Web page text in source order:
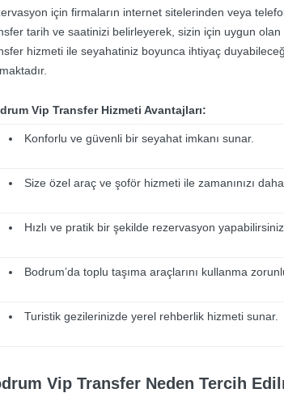
için firmaların internet sitelerinden veya
tarih ve saatinizi belirleyerek, sizin için uygun
hizmeti ile seyahatiniz boyunca ihtiyaç
Vip Transfer Hizmeti Avantajları:
Konforlu ve güvenli bir seyahat imkanı sunar.
Size özel araç ve şoför hizmeti ile zamanınızı
Hızlı ve pratik bir şekilde rezervasyon yapabilirsiniz.
Bodrum’da toplu taşıma araçlarını kullanma
Turistik gezilerinizde yerel rehberlik hizmeti sunar.
Vip Transfer Neden Tercih